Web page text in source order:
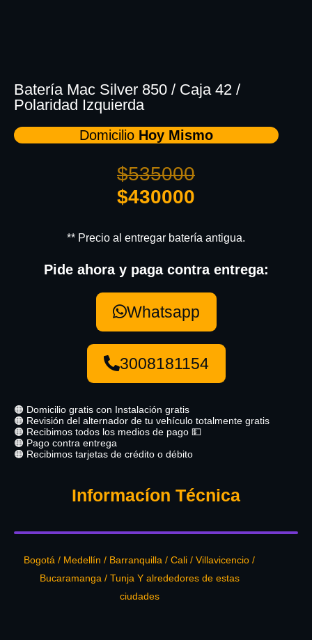
Batería Mac Silver 850 / Caja 42 /
Polaridad Izquierda
Domicilio Hoy Mismo
$535000
$430000
** Precio al entregar batería antigua.
Pide ahora y paga contra entrega:
Whatsapp
3008181154
🟠 Domicilio gratis con Instalación gratis
🟠 Revisión del alternador de tu vehículo totalmente gratis
🟠 Recibimos todos los medios de pago 💵
🟠 Pago contra entrega
🟠 Recibimos tarjetas de crédito o débito
Informacíon Técnica
Bogotá / Medellín / Barranquilla / Cali / Villavicencio /
Bucaramanga / Tunja Y alrededores de estas
ciudades